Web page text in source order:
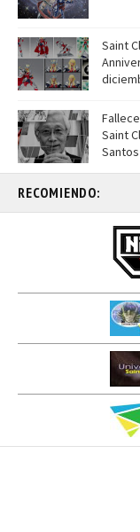
Saint
Saint
RECOMIENDO: